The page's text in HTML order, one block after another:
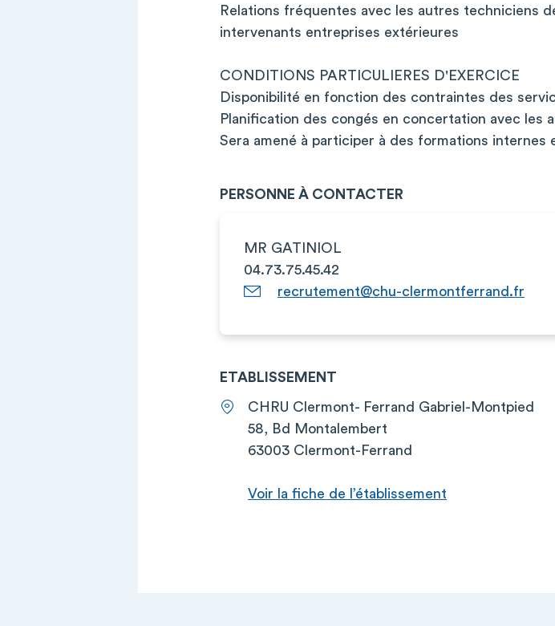
Relations fréquentes avec les autres techniciens
intervenants entreprises extérieures
CONDITIONS PARTICULIERES D'EXERCICE
Disponibilité en fonction des contraintes des
Planification des congés en concertation avec les
Sera amené à participer à des formations internes
PERSONNE À CONTACTER
MR GATINIOL
04.73.75.45.42
recrutement@chu-clermontferrand.fr
ETABLISSEMENT
CHRU Clermont- Ferrand Gabriel-Montpied
58, Bd Montalembert
63003 Clermont-Ferrand
Voir la fiche de l’établissement